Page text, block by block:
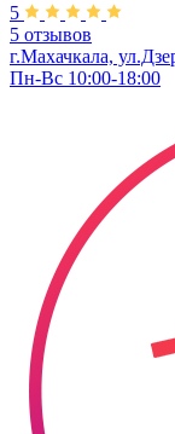
5
5 отзывов
г.Махачкала,
Пн-Вс 10:00-18:00